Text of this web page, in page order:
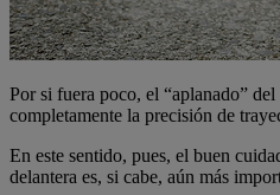
Por si fuera poco, el “aplanado”
completamente la precisión de
En este sentido, pues, el buen
delantera es, si cabe, aún más